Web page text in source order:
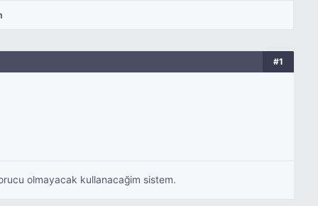
#1
olmayacak kullanacağim sistem.